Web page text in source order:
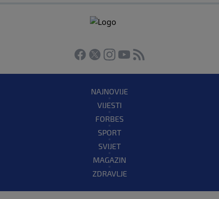
NAJNOVIJE
VIJESTI
FORBES
SPORT
SVIJET
MAGAZIN
ZDRAVLJE